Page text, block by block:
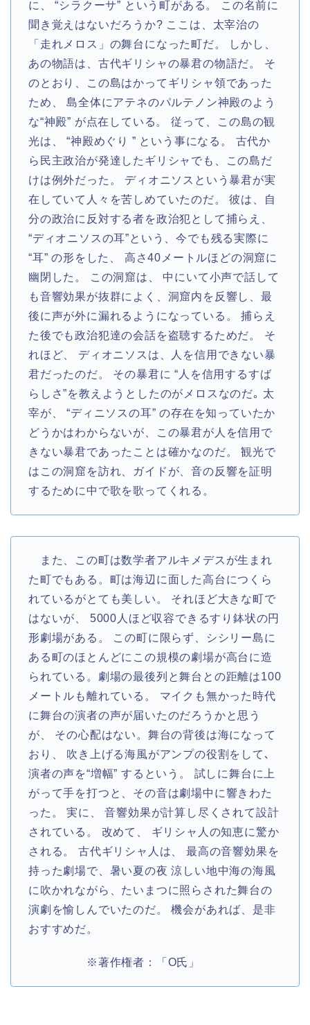
に、 “シラクーサ” という町がある。 この名前に
聞き覚えはないだろうか? ここは、太宰治の
「走れメロス」の舞台になった町だ。 しかし、
あの物語は、古代ギリシャの暴君の物語だ。 そ
のとおり、この島はかってギリシャ領であった
ため、 島全体にアテネのパルテノン神殿のよう
な“神殿” が点在している。 従って、この島の観
光は、 “神殿めぐり ” という事になる。 古代か
ら民主政治が発達したギリシャでも、この島だ
けは例外だった。 ディオニソスという暴君が実
在していて人々を苦しめていたのだ。 彼は、自
分の政治に反対する者を政治犯として捕らえ、
“ディオニソスの耳”という、今でも残る実際に
“耳” の形をした、 高さ40メートルほどの洞窟に
幽閉した。 この洞窟は、 中にいて小声で話して
も音響効果が抜群によく、洞窟内を反響し、最
後に声が外に漏れるようになっている。 捕らえ
た後でも政治犯達の会話を盗聴するためだ。 そ
れほど、 ディオニソスは、人を信用できない暴
君だったのだ。 その暴君に “人を信用するすば
らしさ”を教えようとしたのがメロスなのだ｡ 太
宰が、 “ディニソスの耳” の存在を知っていたか
どうかはわからないが、この暴君が人を信用で
きない暴君であったことは確かなのだ。 観光で
はこの洞窟を訪れ、ガイドが、音の反響を証明
するために中で歌を歌ってくれる。
また、この町は数学者アルキメデスが生まれ
た町でもある。町は海辺に面した高台につくら
れているがとても美しい。 それほど大きな町で
はないが、 5000人ほど収容できるすり鉢状の円
形劇場がある。 この町に限らず、シシリー島に
ある町のほとんどにこの規模の劇場が高台に造
られている。劇場の最後列と舞台との距離は100
メートルも離れている。 マイクも無かった時代
に舞台の演者の声が届いたのだろうかと思う
が、 その心配はない。舞台の背後は海になって
おり、 吹き上げる海風がアンプの役割をして､
演者の声を“増幅” するという。 試しに舞台に上
がって手を打つと、その音は劇場中に響きわた
った。 実に、 音響効果が計算し尽くされて設計
されている。 改めて、 ギリシャ人の知恵に驚か
される。 古代ギリシャ人は、 最高の音響効果を
持った劇場で、暑い夏の夜 涼しい地中海の海風
に吹かれながら、たいまつに照らされた舞台の
演劇を愉しんでいたのだ。 機会があれば、是非
おすすめだ。
※著作権者：「O氏」